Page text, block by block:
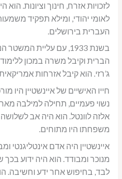
לזכויות אזרח, חינוך וציונות.
לאומי יהודי, ומילא תפקיד
העברית בירושלים.
בשנת 1933, עם עליית
הברית וקיבל משרה במכון
ג’רזי. הוא קיבל אזרחות אמריקאית
חייו האישיים של איינשטיין היו
נשוי פעמיים, תחילה למילבה
אלזה לוונטל. הוא היה אב לשלושה
משפחתו היו מתוחים.
איינשטיין היה אדם אינטליגנטי
מנוכר ומבודד. הוא היה ידוע
לבד, בחיפוש אחר ידע וחשיבה.